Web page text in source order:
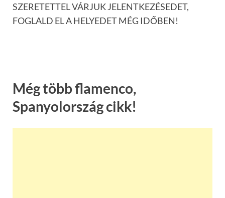
SZERETETTEL VÁRJUK JELENTKEZÉSEDET,
FOGLALD EL A HELYEDET MÉG IDŐBEN!
Még több flamenco,
Spanyolország cikk!